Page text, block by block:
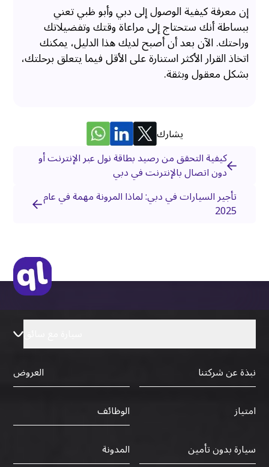
إن معرفة كيفية الوصول إلى دبي وأبو ظبي تعني
ببساطة أنك ستحتاج إلى مراعاة وقتك وتفضيلاتك
وراحتك. الآن بعد أن أصبح لديك هذا الدليل، يمكنك
اتخاذ القرار الأكثر استنارة على الأقل فيما يتعلق برحلتك،
بشكل معقول وبثقة.
يشارك
كيفية التحقق من رصيد بطاقة نول عبر الإنترنت أو
دون اتصال بالإنترنت في دبي
تأجير السيارات في دبي: لماذا المرونة مهمة في عام
2025
نبذة عن شركتنا
العروض
امتياز
الوظائف
سيارة بدون تأمين
المدونة